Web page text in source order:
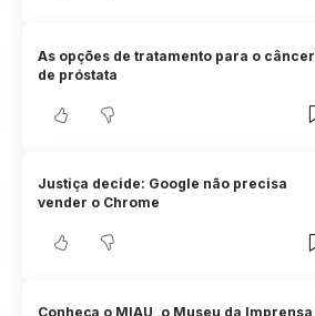
As opções de tratamento para o câncer
de próstata
Justiça decide: Google não precisa
vender o Chrome
Conheça o MIAU, o Museu da Imprensa